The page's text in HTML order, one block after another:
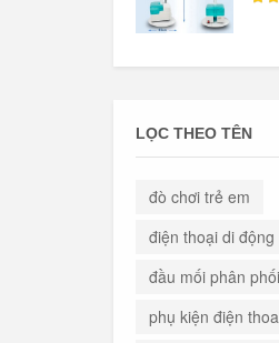
LỌC THEO TÊN
đò chơi trẻ em
điện thoại di động
đầu mối phân
phụ kiện điện